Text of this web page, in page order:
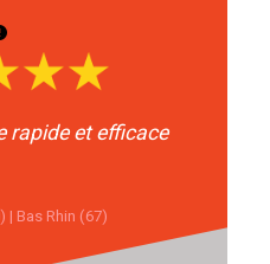
rapide et efficace
| Bas Rhin (67)